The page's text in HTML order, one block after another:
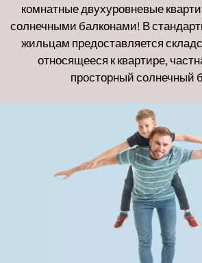
комнатные двухуровневые
солнечными балконами! В
жильцам предоставляется
относящееся к квартире,
просторный солнечный